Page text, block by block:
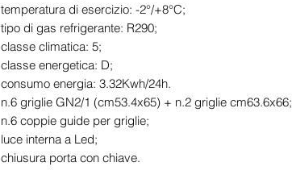
temperatura di esercizio: -2°/+8°C;
tipo di gas refrigerante: R290;
classe climatica: 5;
classe energetica: D;
consumo energia: 3.32Kwh/24h.
n.6 griglie GN2/1 (cm53.4x65) + n.2 griglie cm63.6x66;
n.6 coppie guide per griglie;
luce interna a Led;
chiusura porta con chiave.